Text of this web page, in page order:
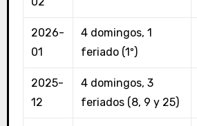
2026-
01
4 domingos, 1
feriado (1º)
2025-
12
4 domingos, 3
feriados (8, 9 y 25)